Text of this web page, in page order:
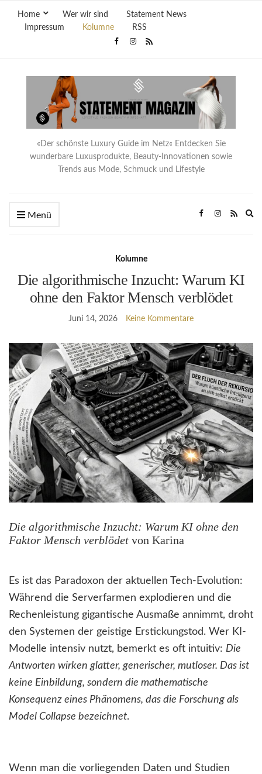
Home Wer wir sind
Statement News
Impressum
Kolumne RSS
«Der schönste Luxury Guide im Netz« Entdecken Sie
wunderbare Luxusprodukte, Beauty-Innovationen sowie
Trends aus Mode, Schmuck und Lifestyle
Menü
Kolumne
Die algorithmische Inzucht: Warum KI
ohne den Faktor Mensch verblödet
Juni 14, 2026 Keine Kommentare
Die algorithmische Inzucht: Warum KI ohne den
Faktor Mensch verblödet von Karina
Es ist das Paradoxon der aktuellen Tech-Evolution:
Während die Serverfarmen explodieren und die
Rechenleistung gigantische Ausmaße annimmt, droht
den Systemen der geistige Erstickungstod. Wer KI-
Modelle intensiv nutzt, bemerkt es oft intuitiv: Die
Antworten wirken glatter, generischer, mutloser. Das ist
keine Einbildung, sondern die mathematische
Konsequenz eines Phänomens, das die Forschung als
Model Collapse bezeichnet.
Wenn man die vorliegenden Daten und Studien